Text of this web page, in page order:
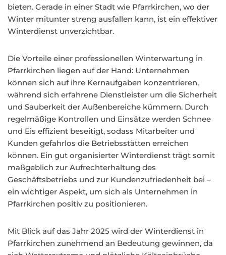
bieten. Gerade in einer Stadt wie Pfarrkirchen, wo der
Winter mitunter streng ausfallen kann, ist ein effektiver
Winterdienst unverzichtbar.
Die Vorteile einer professionellen Winterwartung in
Pfarrkirchen liegen auf der Hand: Unternehmen
können sich auf ihre Kernaufgaben konzentrieren,
während sich erfahrene Dienstleister um die Sicherheit
und Sauberkeit der Außenbereiche kümmern. Durch
regelmäßige Kontrollen und Einsätze werden Schnee
und Eis effizient beseitigt, sodass Mitarbeiter und
Kunden gefahrlos die Betriebsstätten erreichen
können. Ein gut organisierter Winterdienst trägt somit
maßgeblich zur Aufrechterhaltung des
Geschäftsbetriebs und zur Kundenzufriedenheit bei –
ein wichtiger Aspekt, um sich als Unternehmen in
Pfarrkirchen positiv zu positionieren.
Mit Blick auf das Jahr 2025 wird der Winterdienst in
Pfarrkirchen zunehmend an Bedeutung gewinnen, da